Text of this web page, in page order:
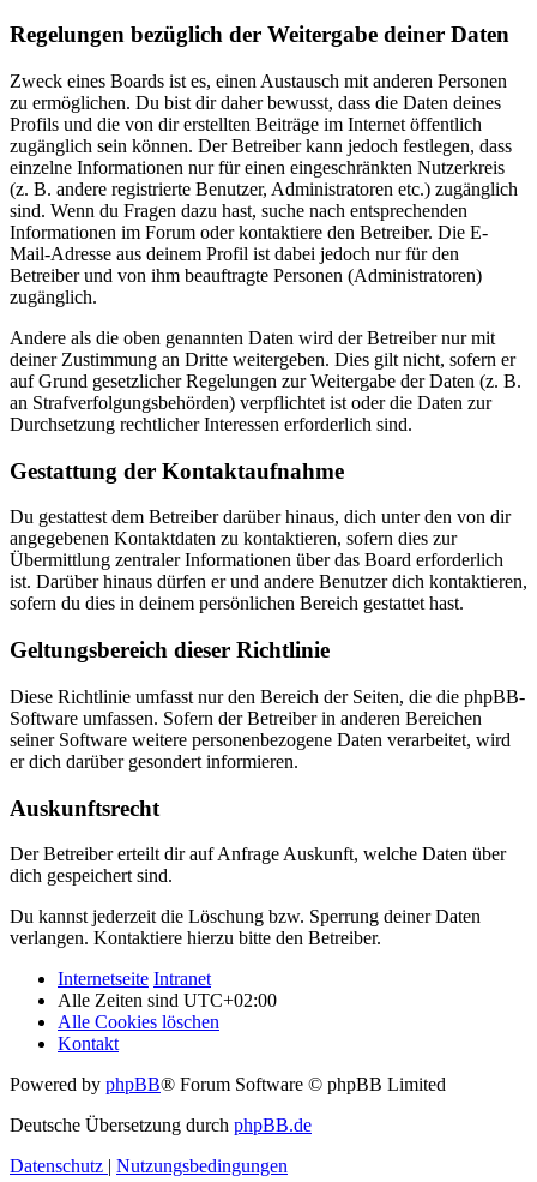
Regelungen bezüglich der Weitergabe deiner Daten
Zweck eines Boards ist es, einen Austausch mit anderen Personen
zu ermöglichen. Du bist dir daher bewusst, dass die Daten deines
Profils und die von dir erstellten Beiträge im Internet öffentlich
zugänglich sein können. Der Betreiber kann jedoch festlegen, dass
einzelne Informationen nur für einen eingeschränkten Nutzerkreis
(z. B. andere registrierte Benutzer, Administratoren etc.) zugänglich
sind. Wenn du Fragen dazu hast, suche nach entsprechenden
Informationen im Forum oder kontaktiere den Betreiber. Die E-
Mail-Adresse aus deinem Profil ist dabei jedoch nur für den
Betreiber und von ihm beauftragte Personen (Administratoren)
zugänglich.
Andere als die oben genannten Daten wird der Betreiber nur mit
deiner Zustimmung an Dritte weitergeben. Dies gilt nicht, sofern er
auf Grund gesetzlicher Regelungen zur Weitergabe der Daten (z. B.
an Strafverfolgungsbehörden) verpflichtet ist oder die Daten zur
Durchsetzung rechtlicher Interessen erforderlich sind.
Gestattung der Kontaktaufnahme
Du gestattest dem Betreiber darüber hinaus, dich unter den von dir
angegebenen Kontaktdaten zu kontaktieren, sofern dies zur
Übermittlung zentraler Informationen über das Board erforderlich
ist. Darüber hinaus dürfen er und andere Benutzer dich kontaktieren,
sofern du dies in deinem persönlichen Bereich gestattet hast.
Geltungsbereich dieser Richtlinie
Diese Richtlinie umfasst nur den Bereich der Seiten, die die phpBB-
Software umfassen. Sofern der Betreiber in anderen Bereichen
seiner Software weitere personenbezogene Daten verarbeitet, wird
er dich darüber gesondert informieren.
Auskunftsrecht
Der Betreiber erteilt dir auf Anfrage Auskunft, welche Daten über
dich gespeichert sind.
Du kannst jederzeit die Löschung bzw. Sperrung deiner Daten
verlangen. Kontaktiere hierzu bitte den Betreiber.
Internetseite Intranet
Alle Zeiten sind UTC+02:00
Alle Cookies löschen
Kontakt
Powered by phpBB® Forum Software © phpBB Limited
Deutsche Übersetzung durch phpBB.de
Datenschutz | Nutzungsbedingungen